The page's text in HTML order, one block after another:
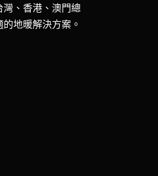
、香港、澳門總
地暖解決方案。